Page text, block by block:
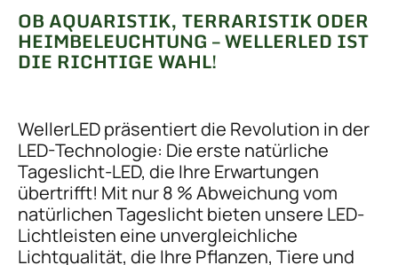
OB AQUARISTIK, TERRARISTIK ODER
HEIMBELEUCHTUNG – WELLERLED IST
DIE RICHTIGE WAHL!
WellerLED präsentiert die Revolution in der
LED-Technologie: Die erste natürliche
Tageslicht-LED, die Ihre Erwartungen
übertrifft! Mit nur 8 % Abweichung vom
natürlichen Tageslicht bieten unsere LED-
Lichtleisten eine unvergleichliche
Lichtqualität, die Ihre Pflanzen, Tiere und